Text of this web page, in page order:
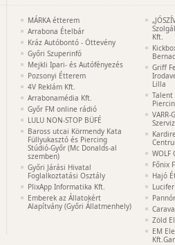
MÁRKA étterem
Arrabona Ételbár
Kráz Autóbontó - Öttevény
Győri Szuperinfó
Mejkli Ipari- és Autófényezés
Pozsonyi Étterem
4V Reklám Kft.
Arrabonamédia Kft.
Győr FM online rádió
LULU NON-STOP BÜFÉ
Baross utcai Körmendy Kata
Füllyukasztó és Piercing
Stúdió-Győr (Mc Donalds-al
szemben)
Győri Járási Hivatal
Foglalkoztatási Osztály
PlixApp Informatika Kft.
Emberek az Állatokért
Alapítvány (Győri Állatmenhely)
Kft.
Griff
Lilla
Talent
WOLF
Főnix
Hajó
Zöld
EM